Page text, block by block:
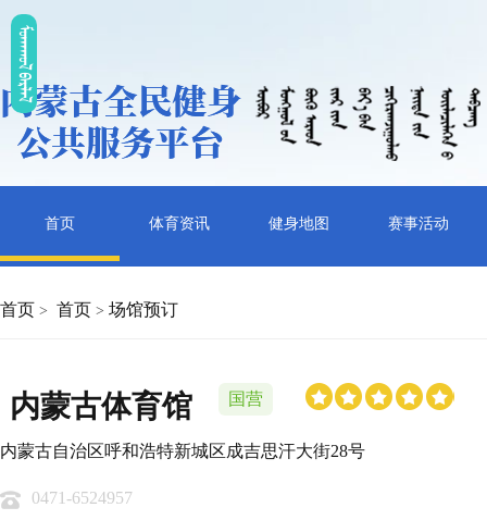
ᠮᠤᠡᠭᠭᠤᠯ ᠪᠠᠷᠯᠠᠯ
首页 体育资讯 健身地图 赛事活动
首页 > 首页 > 场馆预订
内蒙古体育馆 国营
内蒙古自治区呼和浩特新城区成吉思汗大街28号
0471-6524957